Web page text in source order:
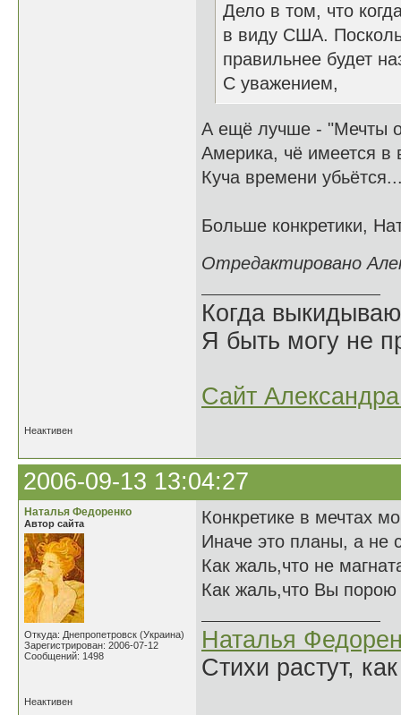
Дело в том, что
в виду США.
правильнее будет
С уважением,
А ещё лучше - "Мечты
Америка, чё имеется в
Куча времени
Больше конкретики,
Отредактировано
Когда
Я быть могу не
Сайт
Неактивен
2006-09-13 13:04:27
Наталья Федоренко
Автор сайта
Откуда: Днепропетровск (Украина)
Зарегистрирован: 2006-07-12
Сообщений: 1498
Конкретике в мечтах
Иначе это планы, а не
Как жаль,что не
Как жаль,что Вы
Наталья
Стихи растут,
Неактивен